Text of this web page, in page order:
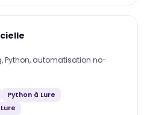
Python, automatisation no-
Python à Lure